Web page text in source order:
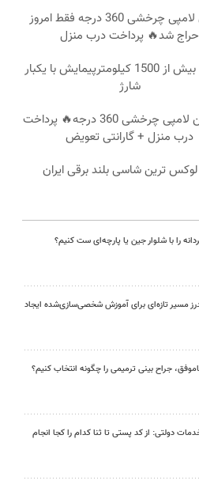
دوربین لامپی چرخشی 360 درجه فقط امروز
حراج شد🔥 پرداخت درب منزل
IM LS9 بیش از 1500 کیلومترپیمایش با یکبار
شارژ
🔥دوربین لامپی چرخشی 360 درجه🔥 پرداخت
درب منزل + گارانتی تعویض
را با شلوار جین یا پارچه‌ای ست کنیم؟
مسیر تازه‌ای برای آموزش شخصی‌سازی‌شده ایجاد
جراح بینی ترمیمی را چگونه انتخاب کنیم؟
دولتی: از کد پستی تا ثنا کدام را کجا انجام